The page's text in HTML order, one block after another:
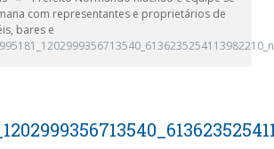
com representantes e proprietários de
bares e